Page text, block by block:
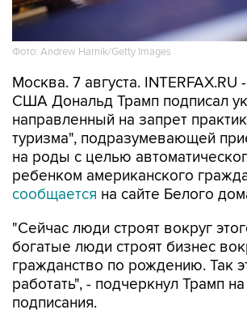
Фото: Andrew Harnik/Getty Images
Москва. 7 августа.
США Дональд Трамп подписал
направленный на запрет
туризма", подразумевающей
на роды с целью
ребенком американского
сообщается на сайте Белого
"Сейчас люди строят вокруг
богатые люди строят бизнес
гражданство по рождению. Так
работать", - подчеркнул Трамп
подписания.